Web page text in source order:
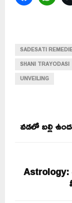
SADESATI
SHANI TRAYODASI
UNVEILING
వడలో బల్లి
Astrology: